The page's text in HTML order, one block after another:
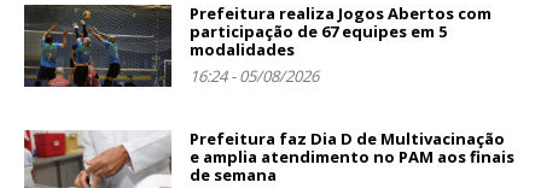
Prefeitura realiza Jogos Abertos com
participação de 67 equipes em 5
modalidades
16:24 - 05/08/2026
Prefeitura faz Dia D de Multivacinação
e amplia atendimento no PAM aos finais
de semana